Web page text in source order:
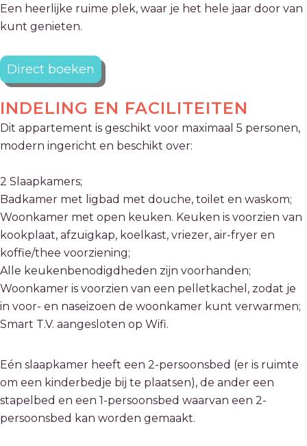
Een heerlijke ruime plek, waar je het hele jaar door van
kunt genieten.
Direct boeken
INDELING EN FACILITEITEN
Dit appartement is geschikt voor maximaal 5 personen,
modern ingericht en beschikt over:
2 Slaapkamers;
Badkamer met ligbad met douche, toilet en waskom;
Woonkamer met open keuken. Keuken is voorzien van
kookplaat, afzuigkap, koelkast, vriezer, air-fryer en
koffie/thee voorziening;
Alle keukenbenodigdheden zijn voorhanden;
Woonkamer is voorzien van een pelletkachel, zodat je
in voor- en naseizoen de woonkamer kunt verwarmen;
Smart T.V. aangesloten op Wifi.
Eén slaapkamer heeft een 2-persoonsbed (er is ruimte
om een kinderbedje bij te plaatsen), de ander een
stapelbed en een 1-persoonsbed waarvan een 2-
persoonsbed kan worden gemaakt.